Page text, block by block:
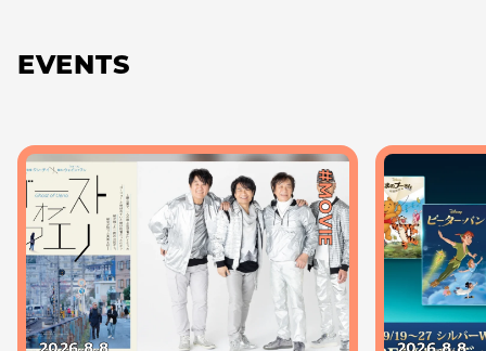
EVENTS
#MOVIE